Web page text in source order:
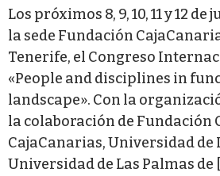
Los próximos 8, 9, 10, 11 y 12
la sede Fundación
Tenerife, el Congreso
«People and disciplines in
landscape». Con la
la colaboración de Fundación
CajaCanarias, Universidad de
Universidad de Las Palmas de